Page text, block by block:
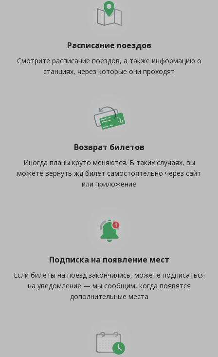
Расписание поездов
Смотрите расписание поездов, а также информацию о
станциях, через которые они проходят
Возврат билетов
Иногда планы круто меняются. В таких случаях, вы
можете вернуть жд билет самостоятельно через сайт
или приложение
Подписка на появление мест
Если билеты на поезд закончились, можете подписаться
на уведомление — мы сообщим, когда появятся
дополнительные места